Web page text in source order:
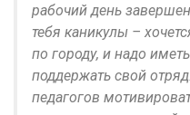
рабочий день
тебя каникулы –
по городу, и надо
поддержать свой
педагогов